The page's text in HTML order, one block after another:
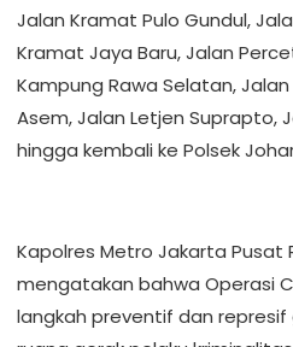
Jalan Kramat Pulo Gundul,
Kramat Jaya Baru, Jalan
Kampung Rawa Selatan,
Asem, Jalan Letjen Suprapto,
hingga kembali ke Polsek
Kapolres Metro Jakarta Pusat
mengatakan bahwa Operasi
langkah preventif dan